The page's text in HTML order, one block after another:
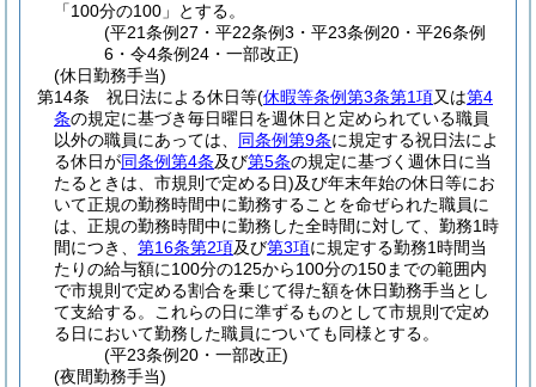
「100分の100」とする。
(平21条例27・平22条例3・平23条例20・平26条例
6・令4条例24・一部改正)
(休日勤務手当)
第14条
祝日法による休日等(休暇等条例第3条第1項又は第4
条の規定に基づき毎日曜日を週休日と定められている職員
以外の職員にあっては、 同条例第9条に規定する祝日法によ
る休日が同条例第4条及び第5条の規定に基づく週休日に当
たるときは、市規則で定める日)及び年末年始の休日等にお
いて正規の勤務時間中に勤務することを命ぜられた職員に
は、正規の勤務時間中に勤務した全時間に対して、勤務1時
間につき、 第16条第2項及び第3項に規定する勤務1時間当
たりの給与額に100分の125から100分の150までの範囲内
で市規則で定める割合を乗じて得た額を休日勤務手当とし
て支給する。
これらの日に準ずるものとして市規則で定め
る日において勤務した職員についても同様とする。
(平23条例20・一部改正)
(夜間勤務手当)